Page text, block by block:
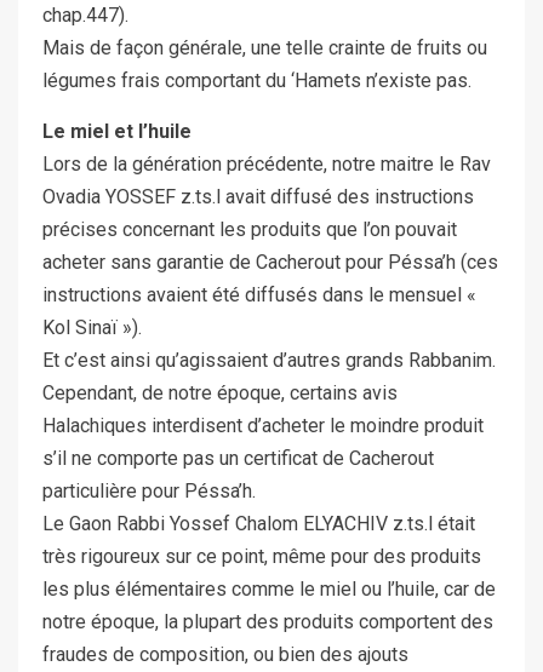
chap.447).
Mais de façon générale, une telle crainte de fruits ou
légumes frais comportant du ‘Hamets n’existe pas.
Le miel et l’huile
Lors de la génération précédente, notre maitre le Rav
Ovadia YOSSEF z.ts.l avait diffusé des instructions
précises concernant les produits que l’on pouvait
acheter sans garantie de Cacherout pour Péssa’h (ces
instructions avaient été diffusés dans le mensuel «
Kol Sinaï »).
Et c’est ainsi qu’agissaient d’autres grands Rabbanim.
Cependant, de notre époque, certains avis
Halachiques interdisent d’acheter le moindre produit
s’il ne comporte pas un certificat de Cacherout
particulière pour Péssa’h.
Le Gaon Rabbi Yossef Chalom ELYACHIV z.ts.l était
très rigoureux sur ce point, même pour des produits
les plus élémentaires comme le miel ou l’huile, car de
notre époque, la plupart des produits comportent des
fraudes de composition, ou bien des ajouts